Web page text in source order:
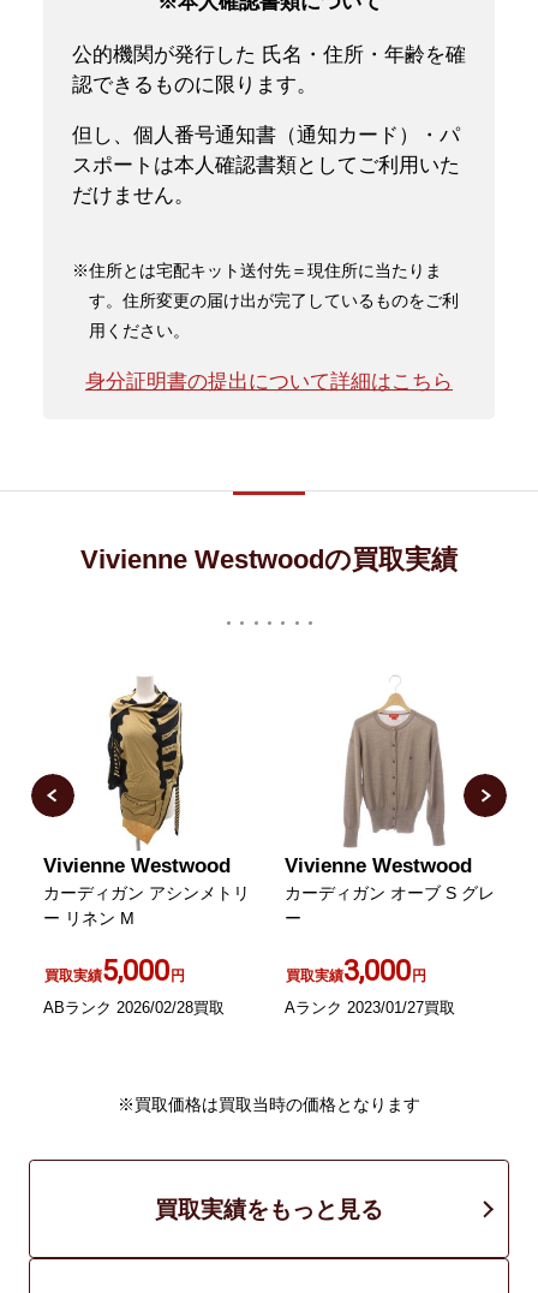
公的機関が発行した 氏名・住所・年齢を確
認できるものに限ります。
但し、個人番号通知書（通知カード）・パ
スポートは本人確認書類としてご利用いた
だけません。
※住所とは宅配キット送付先＝現住所に当たりま
す。住所変更の届け出が完了しているものをご利
用ください。
身分証明書の提出について詳細はこちら
Vivienne Westwoodの買取実績
Vivienne Westwood
カーディガン アシンメトリ
ー リネン M
買取実績5,000円
ABランク 2026/02/28買取
Vivienne Westwood
カーディガン オーブ S グレ
ー
買取実績3,000円
Aランク 2023/01/27買取
※買取価格は買取当時の価格となります
買取実績をもっと見る